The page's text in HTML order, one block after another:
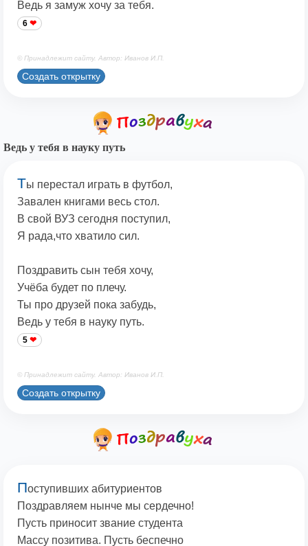
Ведь я замуж хочу за тебя.
6
© Принадлежит сайту. Автор: Иванов И.П.
Создать открытку
Ведь у тебя в науку путь
Ты перестал играть в футбол,
Завален книгами весь стол.
В свой ВУЗ сегодня поступил,
Я рада,что хватило сил.
Поздравить сын тебя хочу,
Учёба будет по плечу.
Ты про друзей пока забудь,
Ведь у тебя в науку путь.
5
© Принадлежит сайту. Автор: Иванов И.П.
Создать открытку
Поступивших абитуриентов
Поздравляем нынче мы сердечно!
Пусть приносит звание студента
Массу позитива. Пусть беспечно